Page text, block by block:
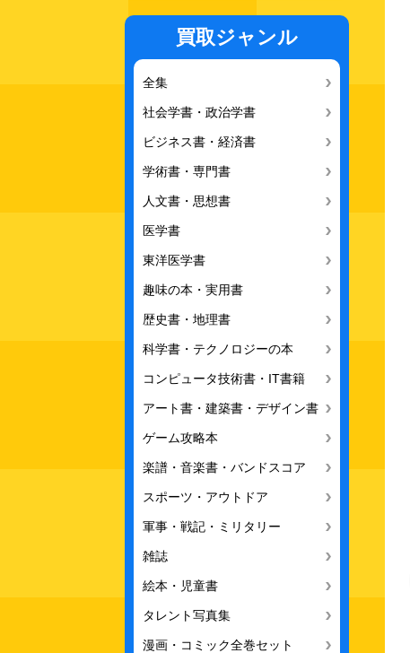
買取ジャンル
全集
社会学書・政治学書
ビジネス書・経済書
学術書・専門書
人文書・思想書
医学書
東洋医学書
趣味の本・実用書
歴史書・地理書
科学書・テクノロジーの本
コンピュータ技術書・IT書籍
アート書・建築書・デザイン書
ゲーム攻略本
楽譜・音楽書・バンドスコア
スポーツ・アウトドア
軍事・戦記・ミリタリー
雑誌
絵本・児童書
タレント写真集
漫画・コミック全巻セット